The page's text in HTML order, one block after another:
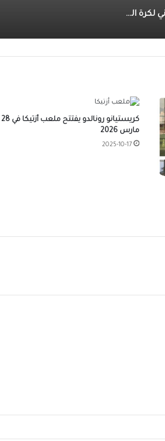
الإتحاد السوداني لكرة القدم يعلن الإنتقال لتسجيلات اللاعبين إلكترونيا
كريستيانو رونالدو يفتتح ملعب أزتيكا في 28
مارس 2026
2025-10-17